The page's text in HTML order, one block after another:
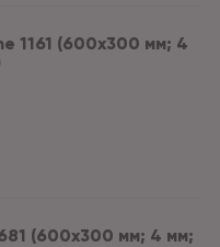
1161 (600x300 мм; 4
(600x300 мм; 4 мм;